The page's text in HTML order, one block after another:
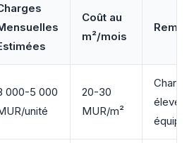
Coût au
m²/mois
000-5 000
unité
20-30
MUR/m²